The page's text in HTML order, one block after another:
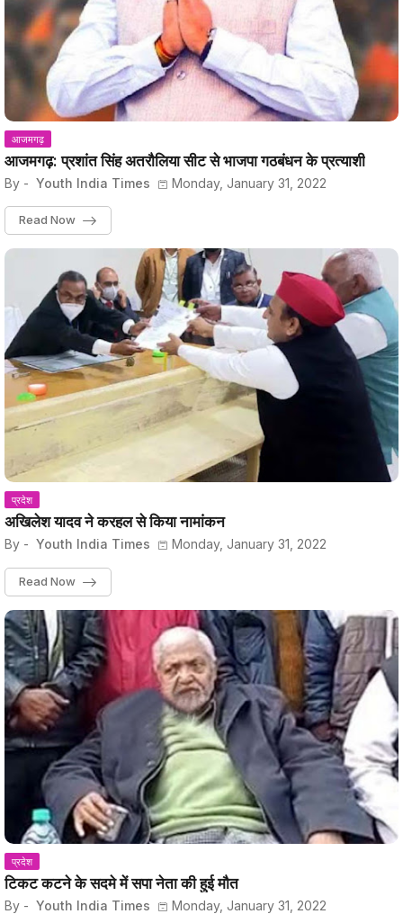
आजमगढ़
आजमगढ़: प्रशांत सिंह अतरौलिया सीट से भाजपा गठबंधन के प्रत्याशी
By - Youth India Times Monday, January 31, 2022
Read Now
प्रदेश
अखिलेश यादव ने करहल से किया नामांकन
By - Youth India Times Monday, January 31, 2022
Read Now
प्रदेश
टिकट कटने के सदमे में सपा नेता की हुई मौत
By - Youth India Times Monday, January 31, 2022